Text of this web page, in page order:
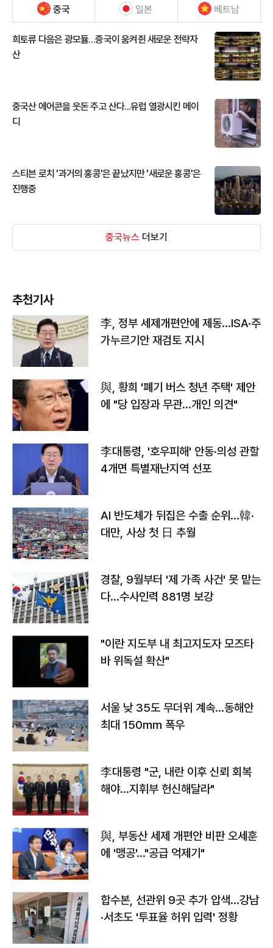
중국 일본 베트남
희토류 다음은 광모듈…중국이 움켜쥔 새로운 전략자
산
중국산 에어콘을 웃돈 주고 산다...유럽 열광시킨 메이
디
스티븐 로치 '과거의 홍콩'은 끝났지만 '새로운 홍콩'은
진행중
중국뉴스 더보기
추천기사
李, 정부 세제개편안에 제동…ISA·주
가누르기안 재검토 지시
與, 황희 '폐기 버스 청년 주택' 제안
에 "당 입장과 무관…개인 의견"
李대통령, '호우피해' 안동·의성 관할
4개면 특별재난지역 선포
AI 반도체가 뒤집은 수출 순위…韓·
대만, 사상 첫 日 추월
경찰, 9월부터 '제 가족 사건' 못 맡는
다…수사인력 881명 보강
"이란 지도부 내 최고지도자 모즈타
바 위독설 확산"
서울 낮 35도 무더위 계속…동해안
최대 150㎜ 폭우
李대통령 "군, 내란 이후 신뢰 회복
해야…지휘부 헌신해달라"
與, 부동산 세제 개편안 비판 오세훈
에 '맹공'…"공급 억제기"
합수본, 선관위 9곳 추가 압색…강남
·서초도 '투표율 허위 입력' 정황